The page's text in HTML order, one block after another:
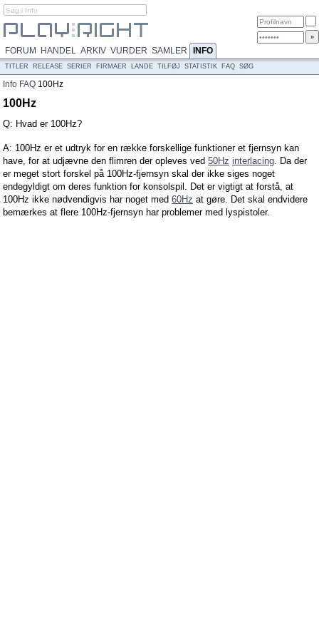
FORUM HANDEL ARKIV VURDER SAMLER INFO
TITLER RELEASE SERIER FIRMAER LANDE TILFØJ STATISTIK FAQ SØG
Info FAQ 100Hz
100Hz
Q: Hvad er 100Hz?
A: 100Hz er et udtryk for en række forskellige funktioner et fjernsyn kan
have, for at udjævne den flimren der opleves ved 50Hz interlacing. Da der
er meget stort forskel på 100Hz-fjernsyn skal der ikke siges noget
endegyldigt om deres funktion for konsolspil. Det er vigtigt at forstå, at
100Hz ikke nødvendigvis har noget med 60Hz at gøre. Det skal endvidere
bemærkes at flere 100Hz-fjernsyn har problemer med lyspistoler.